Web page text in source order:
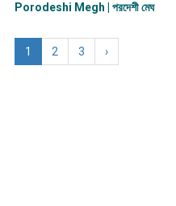
Porodeshi Megh | পরদেশী মেঘ
1 2 3 ›